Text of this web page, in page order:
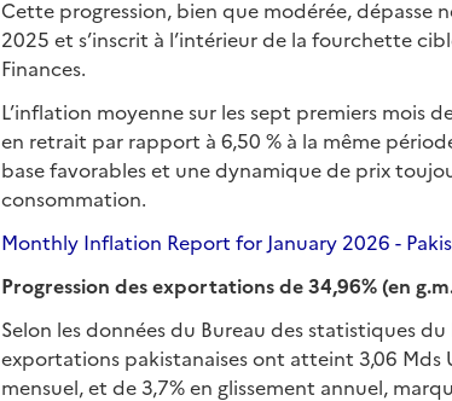
Cette progression, bien que modérée, dépasse
2025 et s’inscrit à l’intérieur de la fourchette
Finances.
L’inflation moyenne sur les sept premiers mois
en retrait par rapport à 6,50 % à la même
base favorables et une dynamique de prix
consommation.
Monthly Inflation Report for January 2026 -
Progression des exportations de 34,96% (en
Selon les données du Bureau des statistiques
exportations pakistanaises ont atteint 3,06 Mds
mensuel, et de 3,7% en glissement annuel,